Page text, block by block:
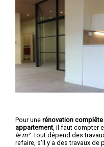
Pour une rénovation
appartement , il faut compter
le m². Tout dépend des
refaire, s'il y a des travaux de